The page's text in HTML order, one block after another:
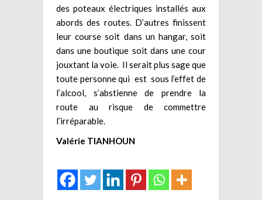
des poteaux électriques installés aux
abords des routes. D’autres finissent
leur course soit dans un hangar, soit
dans une boutique soit dans une cour
jouxtant la voie. Il serait plus sage que
toute personne qui est sous l’effet de
l’alcool, s’abstienne de prendre la
route au risque de commettre
l’irréparable.
Valérie TIANHOUN